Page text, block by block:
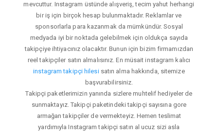
mevcuttur. Instagram üstünde alışveriş, tecim yahut herhangi
bir iş için birçok hesap bulunmaktadır. Reklamlar ve
sponsorlarla para kazanmak da mümkündür. Sosyal
medyada iyi bir noktada gelebilmek için oldukça sayıda
takipçiye ihtiyacınız olacaktır. Bunun için bizim firmamızdan
reel takipçiler satın almalısınız. En müsait instagram kalıcı
instagram takipçi hilesisatın alma hakkında, sitemize
başvurabilirsiniz.
Takipçi paketlerimizin yanında sizlere muhtelif hediyeler de
sunmaktayız. Takipçi paketindeki takipçi sayısına gore
armağan takipçiler de vermekteyiz. Hemen teslimat
yardımıyla Instagram takipçi satın al ucuz sizi asla